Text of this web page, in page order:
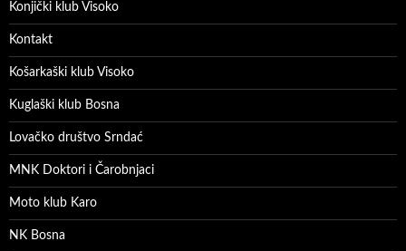
Konjički klub Visoko
Kontakt
Košarkaški klub Visoko
Kuglaški klub Bosna
Lovačko društvo Srndać
MNK Doktori i Čarobnjaci
Moto klub Karo
NK Bosna